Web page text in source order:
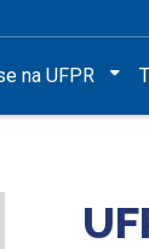
na UFPR